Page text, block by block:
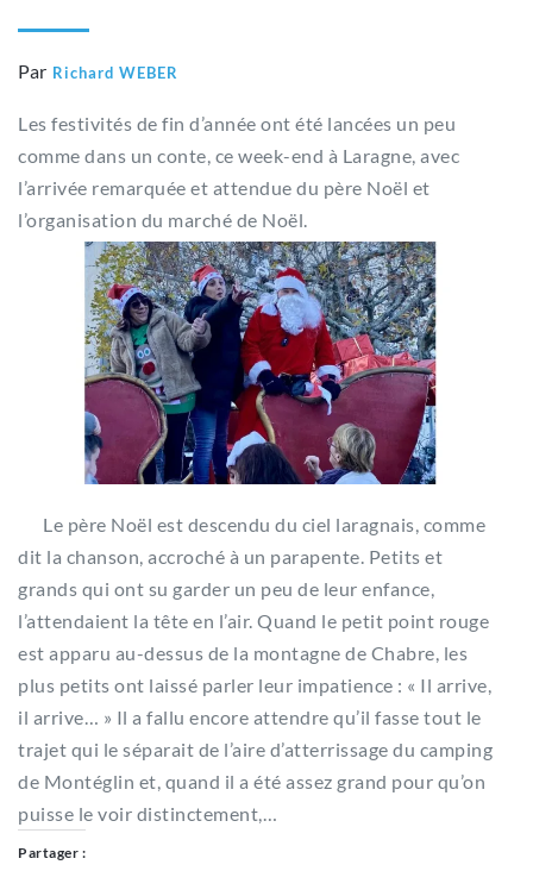
Par Richard WEBER
Les festivités de fin d’année ont été lancées un peu
comme dans un conte, ce week-end à Laragne, avec
l’arrivée remarquée et attendue du père Noël et
l’organisation du marché de Noël.
Le père Noël est descendu du ciel laragnais, comme
dit la chanson, accroché à un parapente. Petits et
grands qui ont su garder un peu de leur enfance,
l’attendaient la tête en l’air. Quand le petit point rouge
est apparu au-dessus de la montagne de Chabre, les
plus petits ont laissé parler leur impatience : « Il arrive,
il arrive… » Il a fallu encore attendre qu’il fasse tout le
trajet qui le séparait de l’aire d’atterrissage du camping
de Montéglin et, quand il a été assez grand pour qu’on
puisse le voir distinctement,…
Partager :